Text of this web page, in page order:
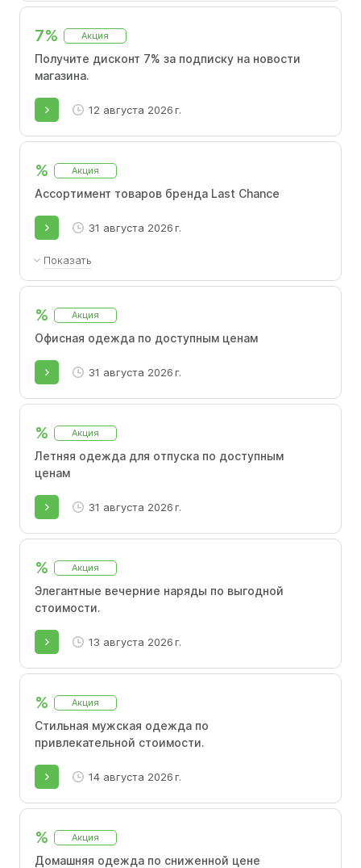
При оформлении заказа на сумму от 20 000
рублей доставка до пункта самовывоза
осуществляется без дополнительной
оплаты. Итоговая стоимость доставки
определяется автоматически в процессе
транспортной службы и зависит от
населённого пункта получателя.
7% Акция
Получите дисконт 7% за подписку на новости
магазина.
12 августа 2026 г.
% Акция
Ассортимент товаров бренда Last Chance
31 августа 2026 г.
Показать
Товары выпускаются ограниченным тиражом
– повторные поставки отсутствуют.
% Акция
Офисная одежда по доступным ценам
31 августа 2026 г.
% Акция
Летняя одежда для отпуска по доступным
ценам
31 августа 2026 г.
% Акция
Элегантные вечерние наряды по выгодной
стоимости.
13 августа 2026 г.
% Акция
Стильная мужская одежда по
привлекательной стоимости.
14 августа 2026 г.
% Акция
Домашняя одежда по сниженной цене